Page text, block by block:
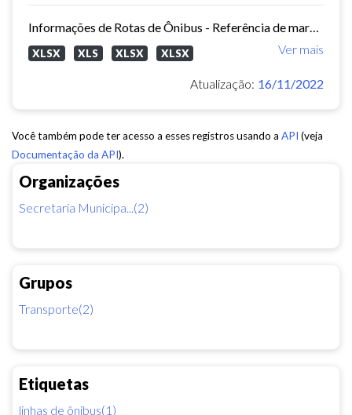
Organizações
Secretaria Municipa...(2)
Grupos
Transporte(2)
Etiquetas
linhas de ônibus(1)
Ver mais
XLSX XLS XLSX XLSX
Atualização: 16/11/2022
Você também pode ter acesso a esses registros usando a API (veja
Documentação da API).